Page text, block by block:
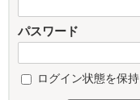
パスワード
ログイン状態を保持